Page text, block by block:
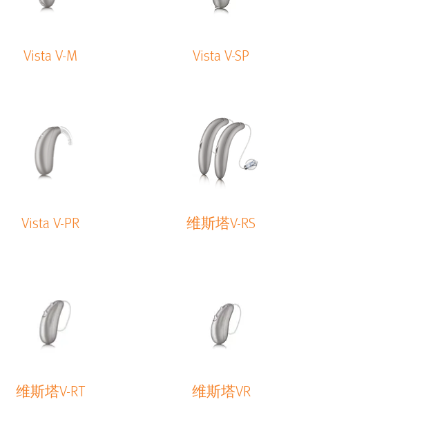
Vista V-M Vista V-SP
Vista V-PR 维斯塔V-RS
维斯塔V-RT 维斯塔VR